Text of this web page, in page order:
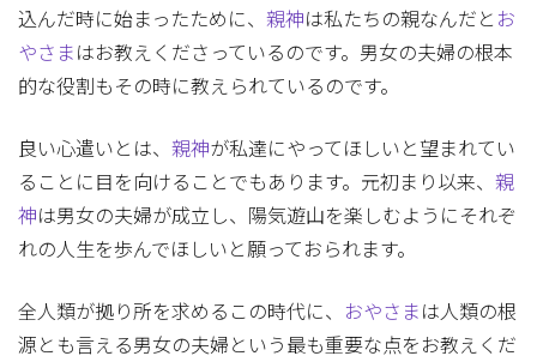
込んだ時に始まったために、 親神は私たちの親なんだと お
やさま はお教えくださっているのです。男女の夫婦の根本
的な役割もその時に教えられているのです。
良い心遣いとは、 親神が私達にやってほしいと望まれてい
ることに目を向けることでもあります。元初まり以来、 親
神は男女の夫婦が成立し、陽気遊山を楽しむようにそれぞ
れの人生を歩んでほしいと願っておられます。
全人類が拠り所を求めるこの時代に、 おやさま は人類の根
源とも言える男女の夫婦という最も重要な点をお教えくだ